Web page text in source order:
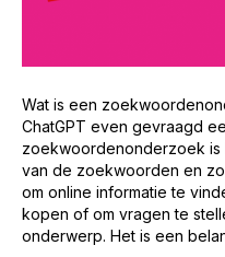
Wat is een
ChatGPT even gevraagd
zoekwoordenonderzoek
van de zoekwoorden en
om online informatie te
kopen of om vragen te
onderwerp. Het is een